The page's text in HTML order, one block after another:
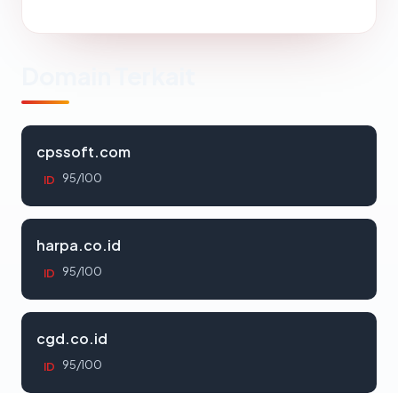
cpssoft.com
ID 95/100
harpa.co.id
ID 95/100
cgd.co.id
ID 95/100